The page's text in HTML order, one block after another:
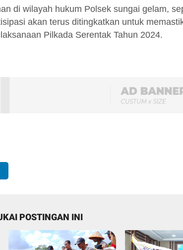
di wilayah hukum Polsek sungai gelam,
akan terus ditingkatkan untuk
Pilkada Serentak Tahun 2024.
POSTINGAN INI